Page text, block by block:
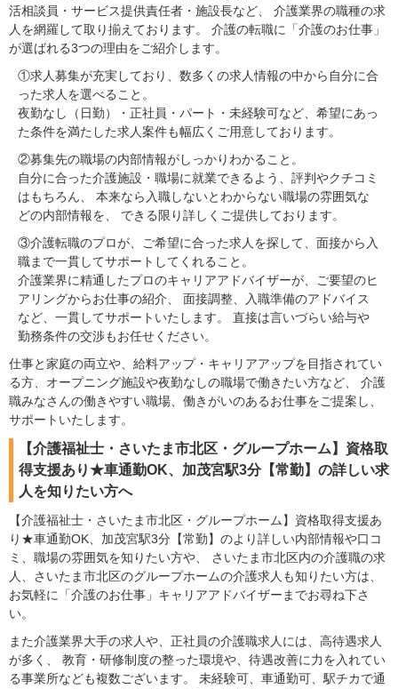
活相談員・サービス提供責任者・施設長など、 介護業界の職種の求
人を網羅して取り揃えております。 介護の転職に「介護のお仕事」
が選ばれる3つの理由をご紹介します。
①求人募集が充実しており、数多くの求人情報の中から自分に合
った求人を選べること。
夜勤なし（日勤）・正社員・パート・未経験可など、希望にあっ
た条件を満たした求人案件も幅広くご用意しております。
②募集先の職場の内部情報がしっかりわかること。
自分に合った介護施設・職場に就業できるよう、評判やクチコミ
はもちろん、 本来なら入職しないとわからない職場の雰囲気な
どの内部情報を、 できる限り詳しくご提供しております。
③介護転職のプロが、ご希望に合った求人を探して、面接から入
職まで一貫してサポートしてくれること。
介護業界に精通したプロのキャリアアドバイザーが、ご要望のヒ
アリングからお仕事の紹介、 面接調整、入職準備のアドバイス
など、一貫してサポートいたします。 直接は言いづらい給与や
勤務条件の交渉もお任せください。
仕事と家庭の両立や、給料アップ・キャリアアップを目指されてい
る方、オープニング施設や夜勤なしの職場で働きたい方など、 介護
職みなさんの働きやすい職場、働きがいのあるお仕事をご提案し、
サポートいたします。
【介護福祉士・さいたま市北区・グループホーム】資格取
得支援あり★車通勤OK、加茂宮駅3分【常勤】の詳しい求
人を知りたい方へ
【介護福祉士・さいたま市北区・グループホーム】資格取得支援あ
り★車通勤OK、加茂宮駅3分【常勤】のより詳しい内部情報や口コ
ミ、職場の雰囲気を知りたい方や、 さいたま市北区内の介護職の求
人、さいたま市北区のグループホームの介護求人も知りたい方は、
お気軽に「介護のお仕事」キャリアアドバイザーまでお尋ね下さ
い。
また介護業界大手の求人や、正社員の介護職求人には、高待遇求人
が多く、 教育・研修制度の整った環境や、待遇改善に力を入れてい
る事業所なども複数ございます。 未経験可、車通勤可、駅チカで通